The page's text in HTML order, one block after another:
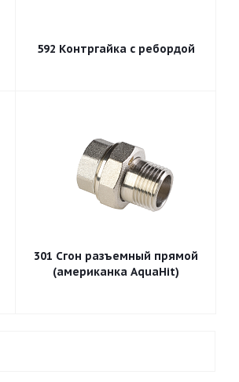
592 Контргайка с ребордой
301 Сгон разъемный прямой
(американка AquaHit)